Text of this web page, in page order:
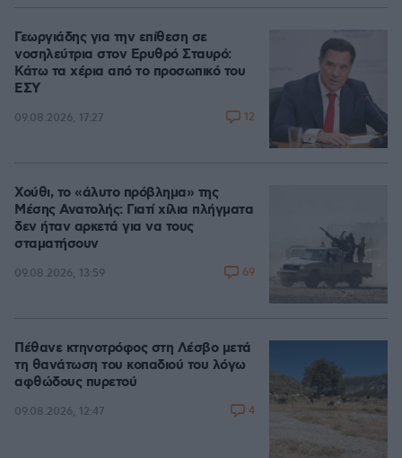
Γεωργιάδης για την επίθεση σε
νοσηλεύτρια στον Ερυθρό Σταυρό:
Κάτω τα χέρια από το προσωπικό του
ΕΣΥ
09.08.2026, 17:27 12
Χούθι, το «άλυτο πρόβλημα» της
Μέσης Ανατολής: Γιατί χίλια πλήγματα
δεν ήταν αρκετά για να τους
σταματήσουν
09.08.2026, 13:59 69
Πέθανε κτηνοτρόφος στη Λέσβο μετά
τη θανάτωση του κοπαδιού του λόγω
αφθώδους πυρετού
09.08.2026, 12:47 4